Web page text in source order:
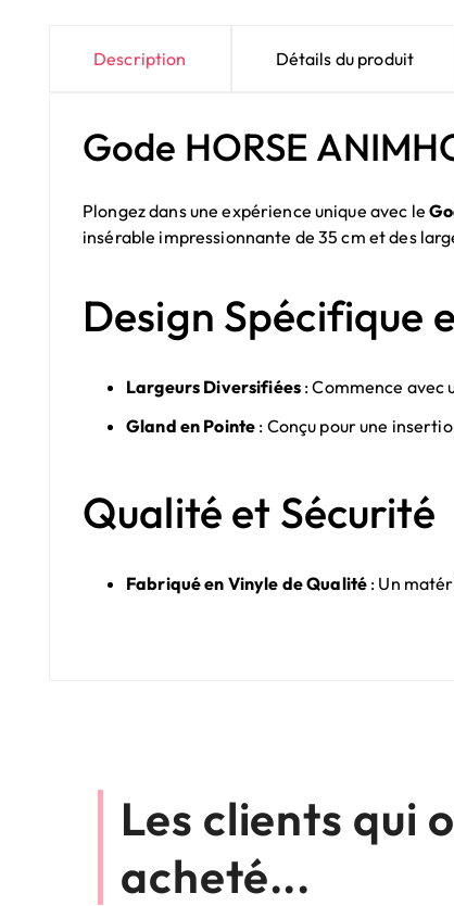
Description Détails du produit
Gode HORSE
Plongez dans une expérience unique avec le
insérable impressionnante de 35 cm et des
Design Spécifique
Largeurs Diversifiées: Commence avec
Gland en Pointe : Conçu pour une
Qualité et Sécurité
Fabriqué en Vinyle de Qualité : Un
Les clients qui
acheté...